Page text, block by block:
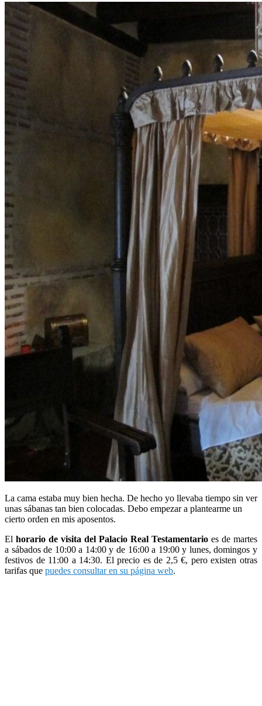
La cama estaba muy bien hecha. De hecho yo llevaba tiempo sin ver
unas sábanas tan bien colocadas. Debo empezar a plantearme un
cierto orden en mis aposentos.
El horario de visita del Palacio Real Testamentario es de martes
a sábados de 10:00 a 14:00 y de 16:00 a 19:00 y lunes, domingos y
festivos de 11:00 a 14:30. El precio es de 2,5 €, pero existen otras
tarifas que puedes consultar en su página web.